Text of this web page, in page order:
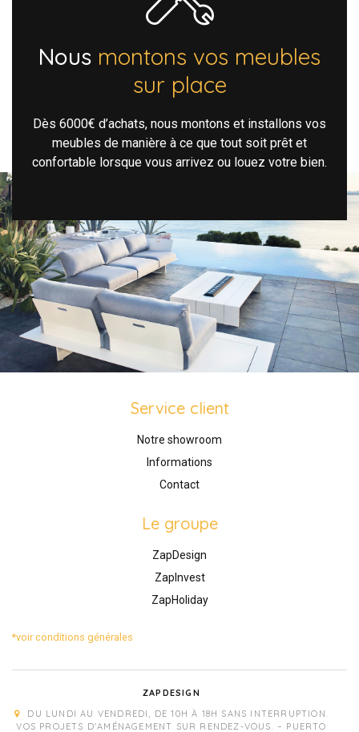
Nous montons vos meubles
sur place
Dès 6000€ d’achats, nous montons et installons vos
meubles de manière à ce que tout soit prêt et
confortable lorsque vous arrivez ou louez votre bien.
Service client
Notre showroom
Informations
Contact
Le groupe
ZapDesign
ZapInvest
ZapHoliday
*voir conditions générales
ZAPDESIGN
DU LUNDI AU VENDREDI, DE 10H À 18H SANS INTERRUPTION.
VOS PROJETS D'AMÉNAGEMENT SUR RENDEZ-VOUS. – PUERTO